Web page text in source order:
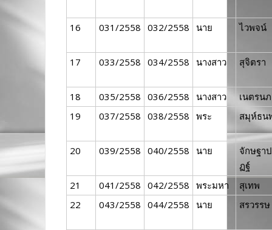
16 031/2558 032/2558 นาย ไวพจน์
17 033/2558 034/2558 นางสาว สุจิตรา
18 035/2558 036/2558 นางสาว
เนตรน
19
037/2558 038/2558 พระ สมุห์ธน
20 039/2558 040/2558 นาย
จักษฐา
ฏฐ์
21
041/2558 042/2558 พระมหา
สุเทพ
22
043/2558 044/2558 นาย สรวรรษ